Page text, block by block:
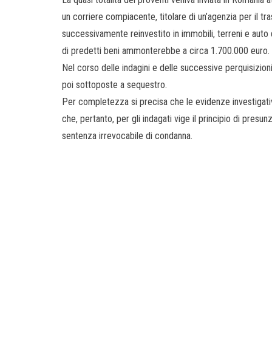
un corriere compiacente, titolare di un’agenzia per il
successivamente reinvestito in immobili, terreni e
di predetti beni ammonterebbe a circa 1.700.000 euro.
Nel corso delle indagini e delle successive
poi sottoposte a sequestro.
Per completezza si precisa che le evidenze
che, pertanto, per gli indagati vige il principio di
sentenza irrevocabile di condanna.